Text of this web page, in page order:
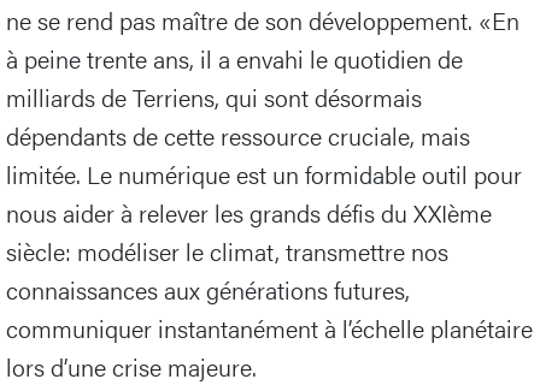
ne se rend pas maître de son développement. «En
à peine trente ans, il a envahi le quotidien de
milliards de Terriens, qui sont désormais
dépendants de cette ressource cruciale, mais
limitée. Le numérique est un formidable outil pour
nous aider à relever les grands défis du XXIème
siècle: modéliser le climat, transmettre nos
connaissances aux générations futures,
communiquer instantanément à l’échelle planétaire
lors d’une crise majeure.